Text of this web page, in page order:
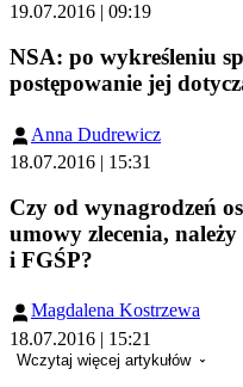
19.07.2016 | 09:19
NSA: po wykreśleniu
postępowanie jej
Anna Dudrewicz
18.07.2016 | 15:31
Czy od wynagrodzeń
umowy zlecenia,
i FGŚP?
Magdalena Kostrzewa
18.07.2016 | 15:21
Wczytaj więcej artykułów